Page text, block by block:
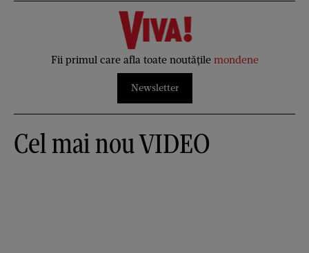
Fii primul care afla toate noutățile mondene
Newsletter
Cel mai nou VIDEO